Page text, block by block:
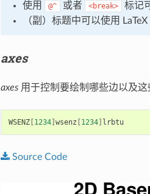
使用
@^ 或者 <break>
标记
（副）标题中可以使用
axes
axes用于控制要绘制哪些边以及这
WSENZ[ 1234] wsenz 1234] lrbtu
Source Code